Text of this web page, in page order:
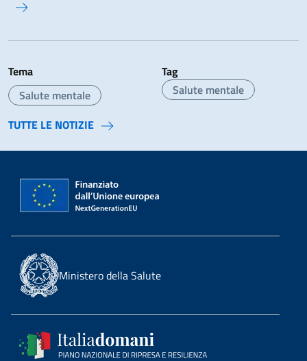
Tema
Salute mentale
Tag
Salute mentale
TUTTE LE NOTIZIE
Ministero della Salute